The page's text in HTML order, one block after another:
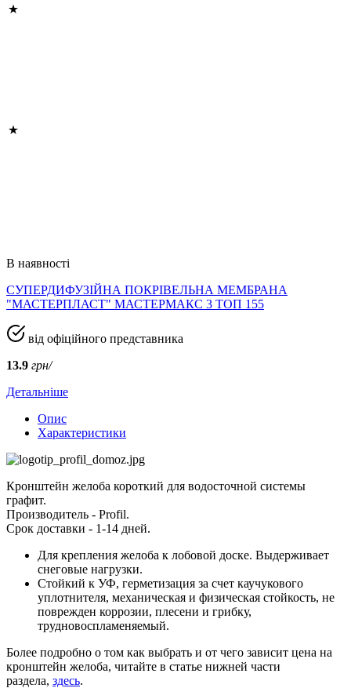
В наявності
СУПЕРДИФУЗІЙНА ПОКРІВЕЛЬНА МЕМБРАНА
"МАСТЕРПЛАСТ" МАСТЕРМАКС 3 ТОП 155
від офіційного представника
13.9 грн/
Детальніше
Опис
Характеристики
Кронштейн желоба короткий для водосточной системы
графит.
Производитель - Profil.
Срок доставки - 1-14 дней.
Для крепления желоба к лобовой доске. Выдерживает
снеговые нагрузки.
Стойкий к УФ, герметизация за счет каучукового
уплотнителя, механическая и физическая стойкость, не
поврежден коррозии, плесени и грибку,
трудновоспламеняемый.
Более подробно о том как выбрать и от чего зависит цена на
кронштейн желоба, читайте в статье нижней части
раздела, здесь.